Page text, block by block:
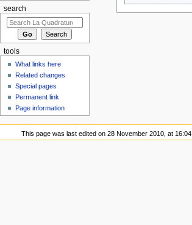
search
tools
What links here
Related changes
Special pages
Permanent link
Page information
This page was last edited on 28 November 2010, at 16:04.